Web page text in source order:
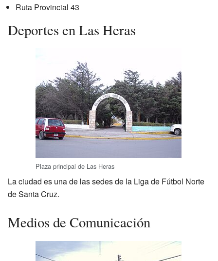
Ruta Provincial 43
Deportes en Las Heras
Plaza principal de Las Heras
La ciudad es una de las sedes de la Liga de Fútbol Norte
de Santa Cruz.
Medios de Comunicación